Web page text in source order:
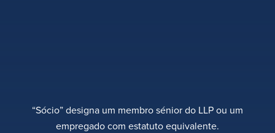
“Sócio” designa um membro sénior do LLP ou um
empregado com estatuto equivalente.